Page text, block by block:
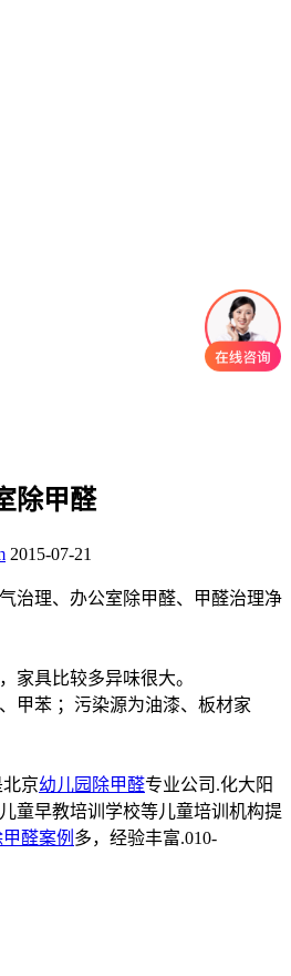
除甲醛
2015-07-21
治理、办公室除甲醛、甲醛治理净
家具比较多异味很大。
甲苯 ；污染源为油漆、板材家
京幼儿园除甲醛专业公司.化大阳
童早教培训学校等儿童培训机构提
甲醛案例 多，经验丰富.010-